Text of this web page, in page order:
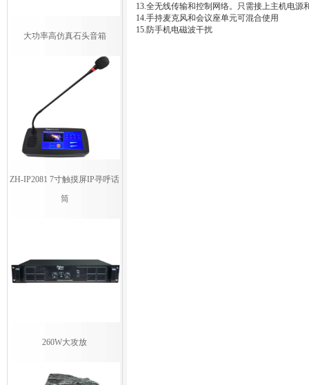
大功率高仿真石头音箱
ZH-IP2081 7寸触摸屏IP寻呼话
筒
260W大攻放
13.全无线传输和控制网络。只需接上主机电源
14.手持麦克风和会议座单元可混合使用
15.防手机电磁波干扰